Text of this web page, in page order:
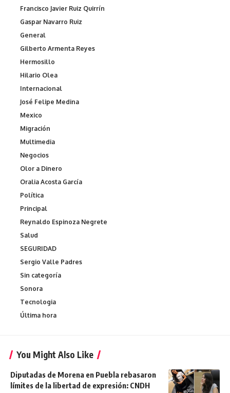
Francisco Javier Ruiz Quirrín
Gaspar Navarro Ruiz
General
Gilberto Armenta Reyes
Hermosillo
Hilario Olea
Internacional
José Felipe Medina
Mexico
Migración
Multimedia
Negocios
Olor a Dinero
Oralia Acosta García
Política
Principal
Reynaldo Espinoza Negrete
Salud
SEGURIDAD
Sergio Valle Padres
Sin categoría
Sonora
Tecnologia
Última hora
You Might Also Like
Diputadas de Morena en Puebla rebasaron
límites de la libertad de expresión: CNDH